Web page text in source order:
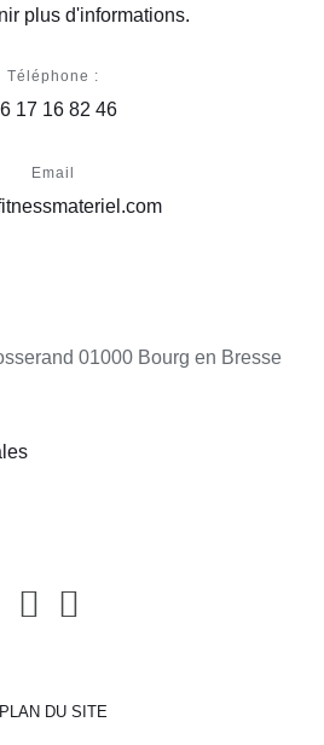
plus d'informations.
Téléphone :
17 16 82 46
Email
01000 Bourg en Bresse
PLAN DU SITE